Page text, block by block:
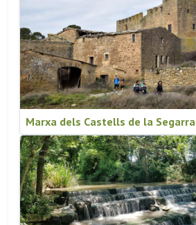
Marxa dels Castells de la Segarra